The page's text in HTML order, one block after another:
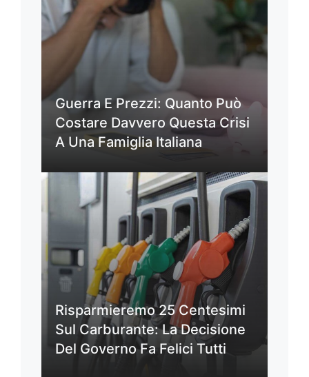
Guerra E Prezzi: Quanto Può
Costare Davvero Questa Crisi
A Una Famiglia Italiana
Risparmieremo 25 Centesimi
Sul Carburante: La Decisione
Del Governo Fa Felici Tutti